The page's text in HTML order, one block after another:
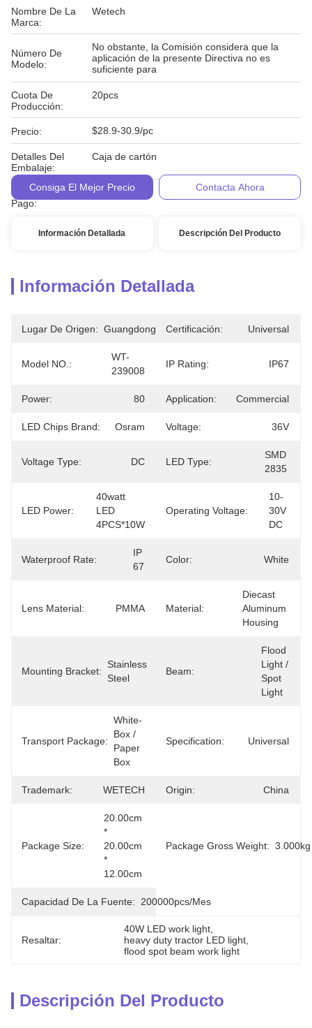
Nombre De La
Marca:
Wetech
Número De
Modelo:
No obstante, la Comisión considera que la
aplicación de la presente Directiva no es
suficiente para
Cuota De
Producción:
20pcs
Precio: $28.9-30.9/pc
Detalles Del
Embalaje:
Caja de cartón
Condiciones De
Pago:
T/T
Consiga El Mejor Precio Contacta Ahora
Información Detallada Descripción Del Producto
Información Detallada
Lugar De Origen: Guangdong Certificación: Universal
Model NO.:
WT-
239008
IP Rating: IP67
Power: 80 Application: Commercial
LED Chips Brand: Osram Voltage: 36V
Voltage Type: DC LED Type:
SMD
2835
LED Power:
40watt
LED
4PCS*10W
Operating Voltage:
10-
30V
DC
Waterproof Rate:
IP
67
Color: White
Lens Material: PMMA Material:
Diecast
Aluminum
Housing
Mounting Bracket:
Stainless
Steel
Beam:
Flood
Light /
Spot
Light
Transport Package:
White-
Box /
Paper
Box
Specification: Universal
Trademark: WETECH Origin: China
Package Size:
20.00cm
*
20.00cm
*
12.00cm
Package Gross Weight: 3.000kg
Capacidad De La Fuente: 200000pcs/mes
Resaltar:
40W LED work light
heavy duty tractor LED light
flood spot beam work light
Descripción Del Producto